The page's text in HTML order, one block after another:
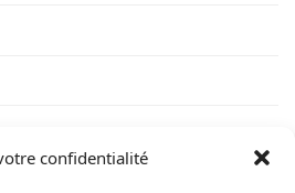
confidentialité
droit du film Mon Voisin Totoro sera
de magnifiques aventures.